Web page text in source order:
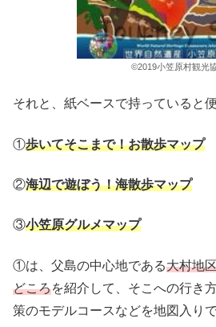
©︎2019小笠原村観光
それと、紙ベースで持っていると
①歩いてそこまで！お散歩マップ
②海辺で遊ぼう！海散歩マップ
③小笠原グルメマップ
①は、父島の中心地である大村地
どころを紹介して、そこへの行き
策のモデルコースなどを地図入り